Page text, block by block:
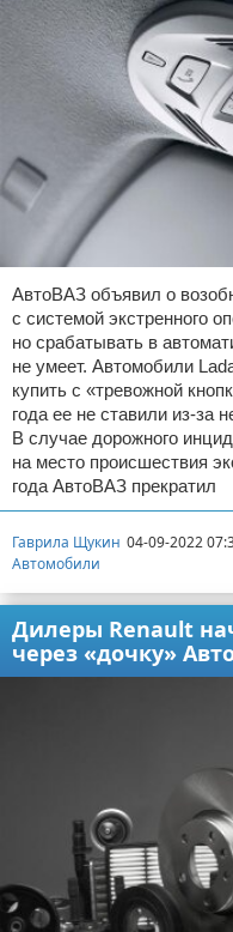
АвтоВАЗ объявил о
с системой
но срабатывать в
не умеет. Автомобили
купить с «тревожной
года ее не ставили из-за
В случае дорожного
на место происшествия
года АвтоВАЗ прекратил
Гаврила Щукин 04-09-2022
Автомобили
Дилеры Renault
через «дочку»